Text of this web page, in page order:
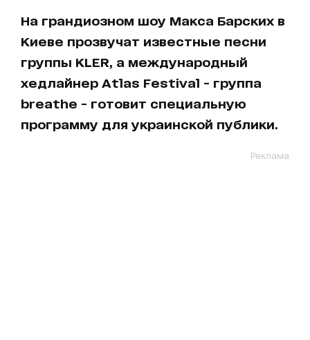
На грандиозном шоу Макса Барских в
Киеве прозвучат известные песни
группы KLER, а международный
хедлайнер Atlas Festival - группа
breathe - готовит специальную
программу для украинской публики.
Реклама